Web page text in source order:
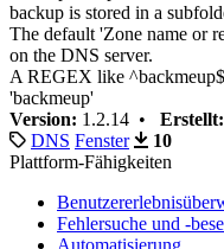
backup is stored in a
The default 'Zone name or
on the DNS server.
A REGEX like
'backmeup'
Version: 1.2.14 • Erstellt:
DNS Fenster
10
Plattform-Fähigkeiten
Fehlersuche und -
Automatisierung